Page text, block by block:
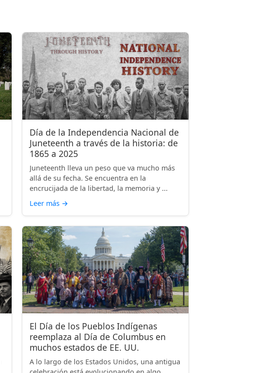
Día de la Independencia Nacional de
Juneteenth a través de la historia: de
1865 a 2025
Juneteenth lleva un peso que va mucho más
allá de su fecha. Se encuentra en la
encrucijada de la libertad, la memoria y ...
Leer más →
El Día de los Pueblos Indígenas
reemplaza al Día de Columbus en
muchos estados de EE. UU.
A lo largo de los Estados Unidos, una antigua